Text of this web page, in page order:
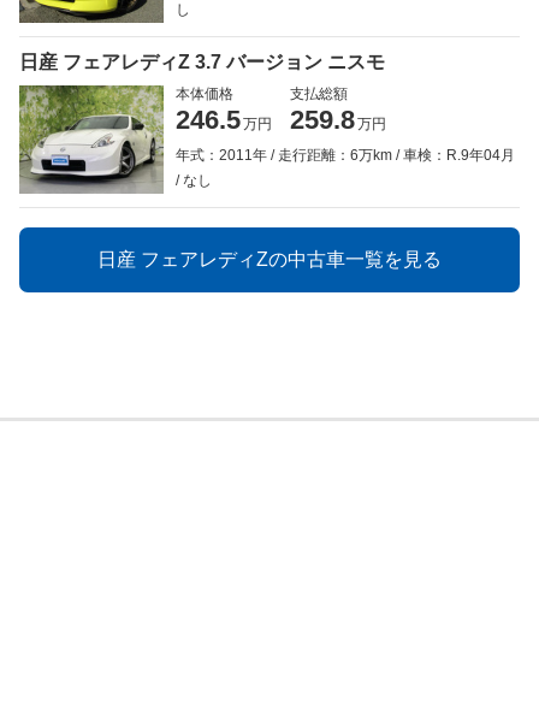
し
日産 フェアレディZ 3.7 バージョン ニスモ
本体価格
246.5万円
支払総額
259.8万円
年式：2011年
走行距離：6万km
車検：R.9年04月
なし
日産 フェアレディZの中古車一覧を見る